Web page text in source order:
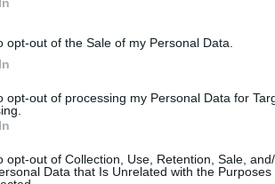
opt-out of the Sale of my Personal Data.
opt-out of processing my Personal Data for
opt-out of Collection, Use, Retention, Sale,
Data that Is Unrelated with the Purposes
Αυγερινού από τη θέση του
η Ελπίδα τη Δημοκρατία μετρά
Ιωαννίδου και του Τάκη